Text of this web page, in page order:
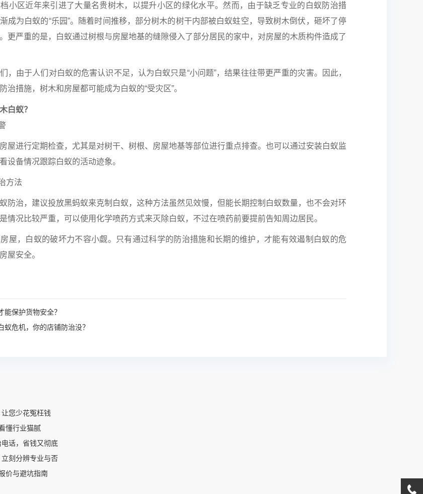
小区近年来引进了大量名贵树木，以提升小区的绿化水平。然而，由于缺乏专业的白蚁防治措
成为白蚁的“乐园”。随着时间推移，部分树木的树干内部被白蚁蛀空，导致树木倒伏，砸坏了停
更严重的是，白蚁通过树根与房屋地基的缝隙侵入了部分居民的家中，对房屋的木质构件造成了
，由于人们对白蚁的危害认识不足，认为白蚁只是“小问题”，结果往往带更严重的灾害。因此，
治措施，树木和房屋都可能成为白蚁的“受灾区”。
白蚁？
屋进行定期检查，尤其是对树干、树根、房屋地基等部位进行重点排查。也可以通过安装白蚁监
设备情况跟踪白蚁的活动迹象。
方法
防治，建议投放黑蚂蚁来克制白蚁，这种方法虽然见效慢，但能长期控制白蚁数量，也不会对环
情况比较严重，可以使用化学喷药方式来灭除白蚁，不过在喷药前要提前告知周边居民。
屋，白蚁的破坏力不容小觑。只有通过科学的防治措施和长期的维护，才能有效遏制白蚁的危
屋安全。
保护货物安全？
蚁危机，你的店铺防治没？
您少花冤枉钱
懂行业猫腻
话，省钱又彻底
刻分辨专业与否
价与避坑指南